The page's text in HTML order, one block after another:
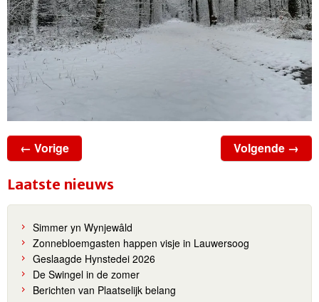
← Vorige Volgende →
Laatste nieuws
Simmer yn Wynjewâld
Zonnebloemgasten happen visje in Lauwersoog
Geslaagde Hynstedei 2026
De Swingel in de zomer
Berichten van Plaatselijk belang